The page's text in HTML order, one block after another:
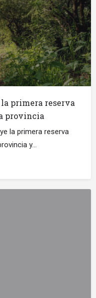
primera reserva
provincia
la primera reserva
y…